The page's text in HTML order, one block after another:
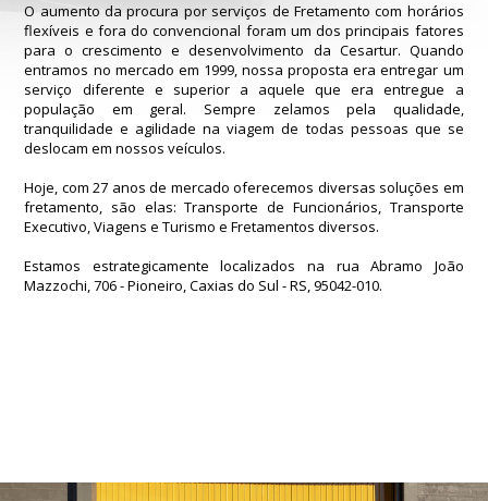
O aumento da procura por serviços de Fretamento com horários
flexíveis e fora do convencional foram um dos principais fatores
para o crescimento e desenvolvimento da Cesartur. Quando
entramos no mercado em 1999, nossa proposta era entregar um
serviço diferente e superior a aquele que era entregue a
população em geral. Sempre zelamos pela qualidade,
tranquilidade e agilidade na viagem de todas pessoas que se
deslocam em nossos veículos.
Hoje, com 27 anos de mercado oferecemos diversas soluções em
fretamento, são elas: Transporte de Funcionários, Transporte
Executivo, Viagens e Turismo e Fretamentos diversos.
Estamos estrategicamente localizados na rua Abramo João
Mazzochi, 706 - Pioneiro, Caxias do Sul - RS, 95042-010.